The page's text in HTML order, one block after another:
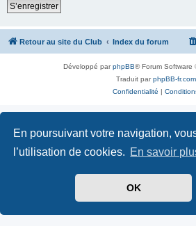
En poursuivant votre navigation,
l’utilisation de cookies. En savoir
OK
S’enregistrer
Retour au site du Club Index du forum
Développé parphpBB® Forum Software
Traduit parphpBB-fr.com
Confidentialité |